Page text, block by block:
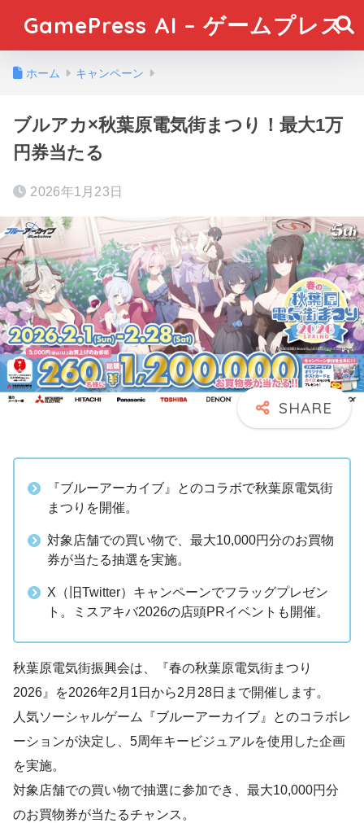
GamePress AI – ゲームプレス
ホーム キャンペーン
ブルアカ×秋葉原電気街まつり！最大1万
円券当たる
2026年1月23日
『ブルーアーカイブ』とのコラボで秋葉原電気街
まつりを開催。
対象店舗での買い物で、最大10,000円分のお買物
券が当たる抽選を実施。
X（旧Twitter）キャンペーンでフラッグプレゼン
ト。ミスアキバ2026の店頭PRイベントも開催。
秋葉原電気街振興会は、『春の秋葉原電気街まつり
2026』を2026年2月1日から2月28日まで開催します。
人気ソーシャルゲーム『ブルーアーカイブ』とのコラボレ
ーションが決定し、5周年キービジュアルを使用した企画
を実施。
対象店舗での買い物で抽選に参加でき、最大10,000円分
のお買物券が当たるチャンス。